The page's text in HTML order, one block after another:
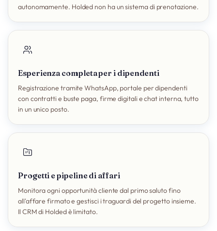
autonomamente. Holded non ha un sistema di prenotazione.
Esperienza completa per i dipendenti
Registrazione tramite WhatsApp, portale per dipendenti
con contratti e buste paga, firme digitali e chat interna, tutto
in un unico posto.
Progetti e pipeline di affari
Monitora ogni opportunità cliente dal primo saluto fino
all'affare firmato e gestisci i traguardi del progetto insieme.
Il CRM di Holded è limitato.